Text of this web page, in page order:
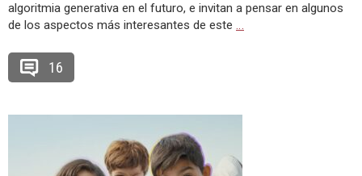
algoritmia generativa en el futuro, e invitan a pensar en algunos
de los aspectos más interesantes de este …
16